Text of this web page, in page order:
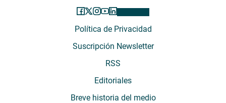
Política de Privacidad
Suscripción Newsletter
RSS
Editoriales
Breve historia del medio